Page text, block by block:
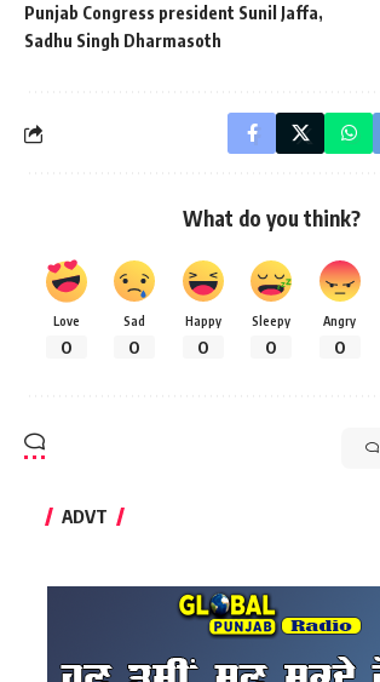
Punjab Congress president Sunil Jaffa
Sadhu Singh Dharmasoth
What do you think?
Love
0
Sad
0
Happy
0
Sleepy
0
Angry
0
ADVT